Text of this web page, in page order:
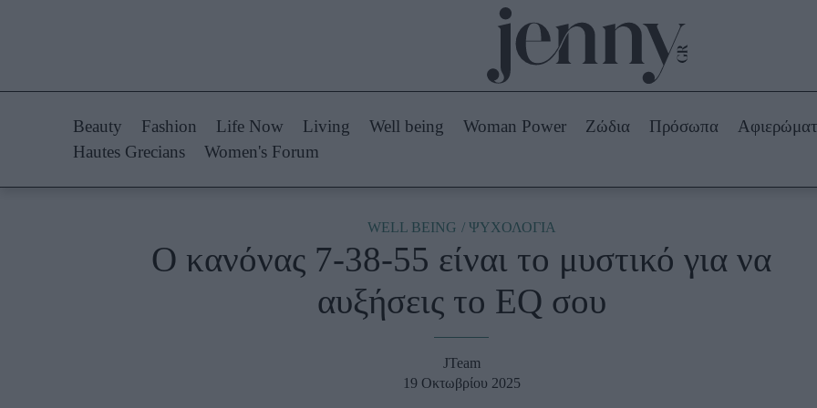
Styling Tips
Fashion News
Beauty -
Ομορφιά
Skincare
Μακιγιάζ
Woman Power Πρόσωπα
Celebrities
Ζώδια
Beauty Fashion Life Now Living Well being Woman Power Ζώδια Πρόσωπα
Hautes Grecians
Women's Forum
WELL BEING ΨΥΧΟΛΟΓΙΑ
Ο κανόνας 7-38-55 είναι το μυστικό για να
αυξήσεις το EQ σου
JTeam
19 Οκτωβρίου 2025